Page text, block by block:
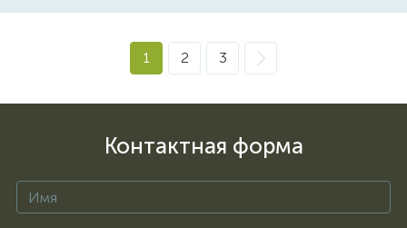
1 2 3
Контактная форма